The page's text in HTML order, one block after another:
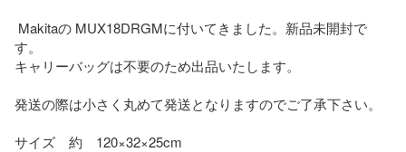
す。
キャリーバッグは不要のため出品いたします。
発送の際は小さく丸めて発送となりますのでご了承下さい。
サイズ　約　120×32×25cm